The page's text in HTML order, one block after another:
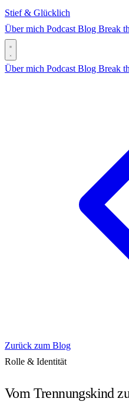
Stief & Glücklich
Über mich Podcast Blog Break
Über mich Podcast Blog Break
Zurück zum Blog
Rolle & Identität
Vom Trennungskind